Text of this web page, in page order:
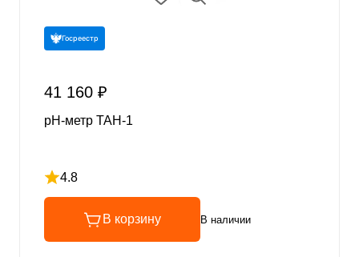
Госреестр
41 160 ₽
pH-метр ТАН-1
4.8
Рейтинг 4.8 из 5
В корзину В наличии